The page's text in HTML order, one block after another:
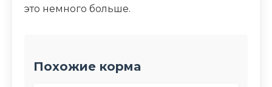
это немного больше.
Похожие корма